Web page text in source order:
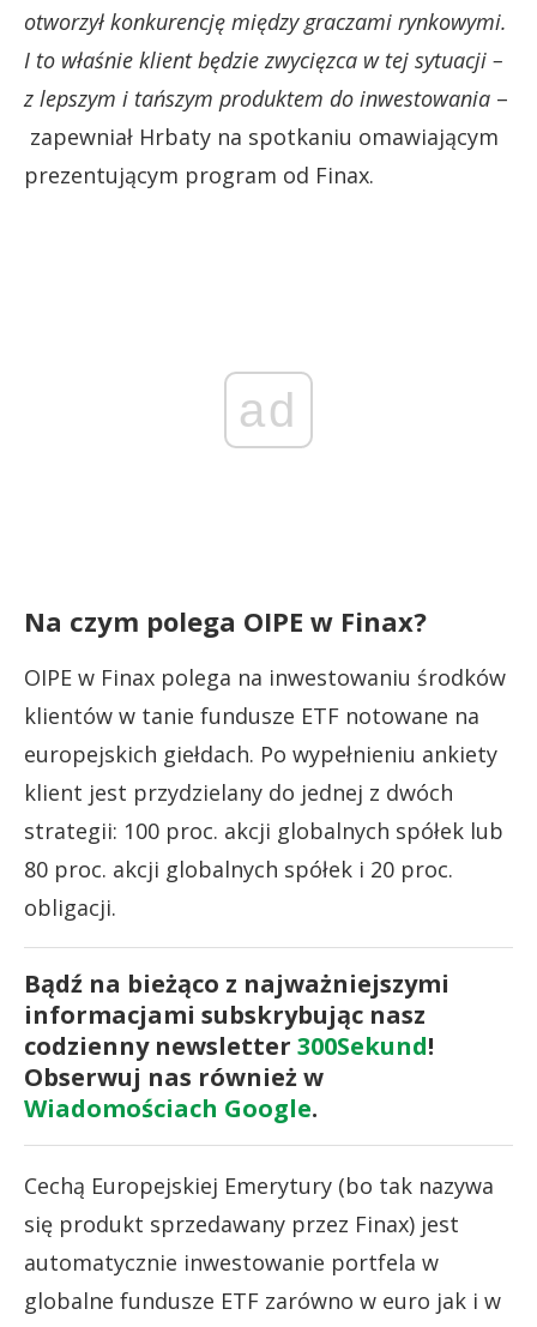
otworzył konkurencję między graczami rynkowymi.
I to właśnie klient będzie zwycięzca w tej sytuacji –
z lepszym i tańszym produktem do inwestowania –
zapewniał Hrbaty na spotkaniu omawiającym
prezentującym program od Finax.
ad
Na czym polega OIPE w Finax?
OIPE w Finax polega na inwestowaniu środków
klientów w tanie fundusze ETF notowane na
europejskich giełdach. Po wypełnieniu ankiety
klient jest przydzielany do jednej z dwóch
strategii: 100 proc. akcji globalnych spółek lub
80 proc. akcji globalnych spółek i 20 proc.
obligacji.
Bądź na bieżąco z najważniejszymi
informacjami subskrybując nasz
codzienny newsletter 300Sekund!
Obserwuj nas również w
Wiadomościach Google.
Cechą Europejskiej Emerytury (bo tak nazywa
się produkt sprzedawany przez Finax) jest
automatycznie inwestowanie portfela w
globalne fundusze ETF zarówno w euro jak i w